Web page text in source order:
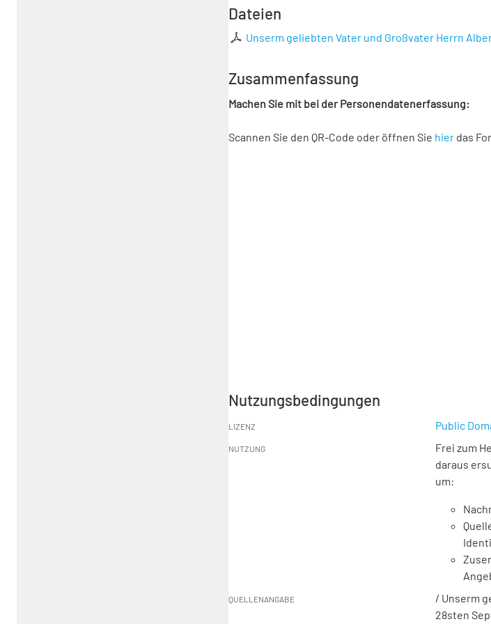
Dateien
Unserm geliebten Vater und Großvater Herrn
Zusammenfassung
Machen Sie mit bei der Personendatenerfassung:
Scannen Sie den QR-Code oder öffnen Sie hier das
Nutzungsbedingungen
LIZENZ Public
NUTZUNG
Frei zum
daraus
um:
QUELLENANGABE
/ Unserm
28sten